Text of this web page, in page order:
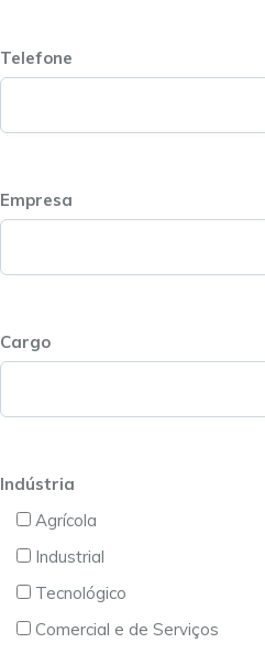
Telefone
Empresa
Cargo
Indústria
Agrícola
Industrial
Tecnológico
Comercial e de Serviços